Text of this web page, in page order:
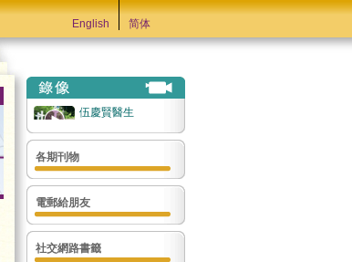
English 简体
伍慶賢醫生
各期刊物
電郵給朋友
社交網路書籤